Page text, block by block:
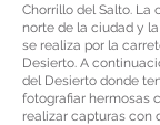
Chorrillo del Salto. La
norte de la ciudad y
se realiza por la
Desierto. A
del Desierto donde
fotografiar hermosas
realizar capturas con